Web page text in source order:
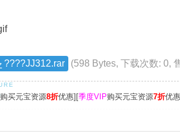
????JJ312.rar (598 Bytes, 下载次数: 0,
购买元宝资源8折优惠][季度VIP购买元宝资源7折优